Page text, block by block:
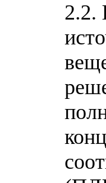
2.2.